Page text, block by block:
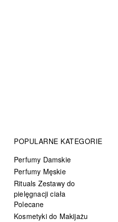
POPULARNE KATEGORIE
Perfumy Damskie
Perfumy Męskie
Rituals Zestawy do
pielęgnacji ciała
Polecane
Kosmetyki do Makijażu